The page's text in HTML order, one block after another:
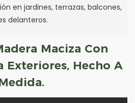
en jardines, terrazas, balcones,
delanteros.
Maciza Con
Exteriores, Hecho A